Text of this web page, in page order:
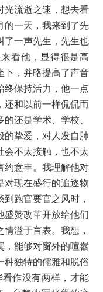
光流逝之速，想去看
的一天，我来到了先
了一声先生，先生也
看他，显得很是高
下，并略提高了声音
终保持活力，他一点
还和以前一样侃侃而
还是学术、学校、
的挚爱，对人发自肺
会不太接触，也不太
约意丰。我理解他对
对现在盛行的追逐物
跑官要官之风时，
盛赞改革开放给他们
溢于言表。我想，
，能够对窗外的喧嚣
种独特的儒雅和脱俗
作没有两样，才能